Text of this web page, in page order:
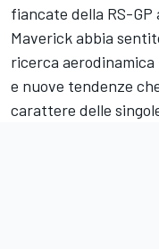
fiancate della RS-
Maverick abbia
ricerca
e nuove tendenze
carattere delle